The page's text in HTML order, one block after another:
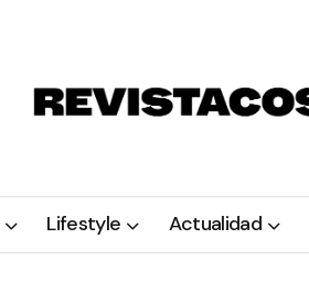
Lifestyle Actualidad